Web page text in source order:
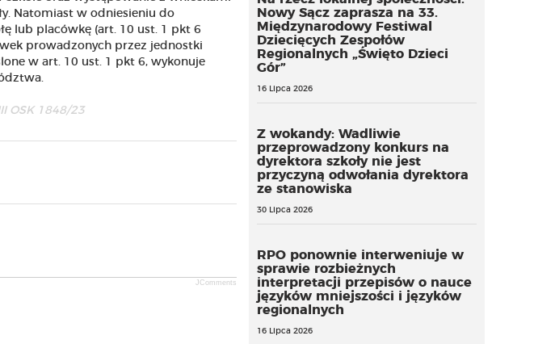
Natomiast w odniesieniu do
lub placówkę (art. 10 ust. 1 pkt 6
prowadzonych przez jednostki
w art. 10 ust. 1 pkt 6, wykonuje
OSK 1848/23
JComments
Nowy Sącz zaprasza na 33.
Międzynarodowy Festiwal
Dziecięcych Zespołów
Regionalnych „Święto Dzieci
Gór”
16 Lipca 2026
Z wokandy: Wadliwie
przeprowadzony konkurs na
dyrektora szkoły nie jest
przyczyną odwołania dyrektora
ze stanowiska
30 Lipca 2026
RPO ponownie interweniuje w
sprawie rozbieżnych
interpretacji przepisów o nauce
języków mniejszości i języków
regionalnych
16 Lipca 2026